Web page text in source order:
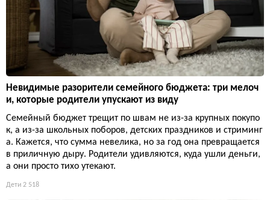
Невидимые разорители семейного бюджета: три мелоч
и, которые родители упускают из виду
Семейный бюджет трещит по швам не из-за крупных покупо
к, а из-за школьных поборов, детских праздников и стриминг
а. Кажется, что сумма невелика, но за год она превращается
в приличную дыру. Родители удивляются, куда ушли деньги,
а они просто тихо утекают.
Дети 2 518